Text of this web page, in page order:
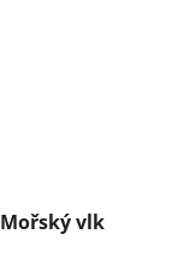
Mořský vlk